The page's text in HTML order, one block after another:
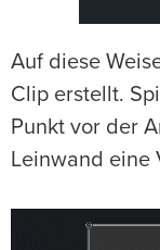
Auf diese
Clip erstellt.
Punkt vor der
Leinwand eine